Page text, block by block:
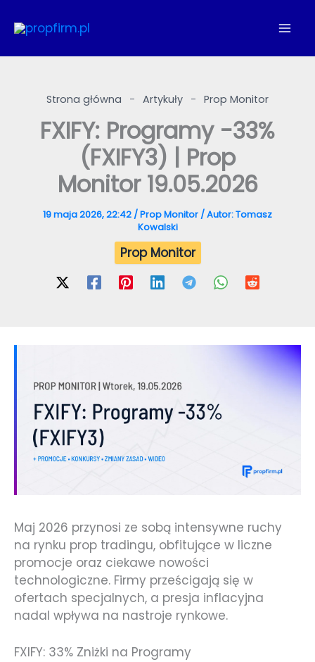
do
Strona główna - Artykuły - Prop Monitor
FXIFY: Programy -33%
(FXIFY3) | Prop
Monitor 19.05.2026
19 maja 2026, 22:42 /Prop Monitor / Autor:Tomasz
Kowalski
Prop Monitor
Maj 2026 przynosi ze sobą intensywne ruchy
na rynku prop tradingu, obfitujące w liczne
promocje oraz ciekawe nowości
technologiczne. Firmy prześcigają się w
ofertach specjalnych, a presja inflacyjna
nadal wpływa na nastroje rynkowe.
FXIFY: 33% Zniżki na Programy